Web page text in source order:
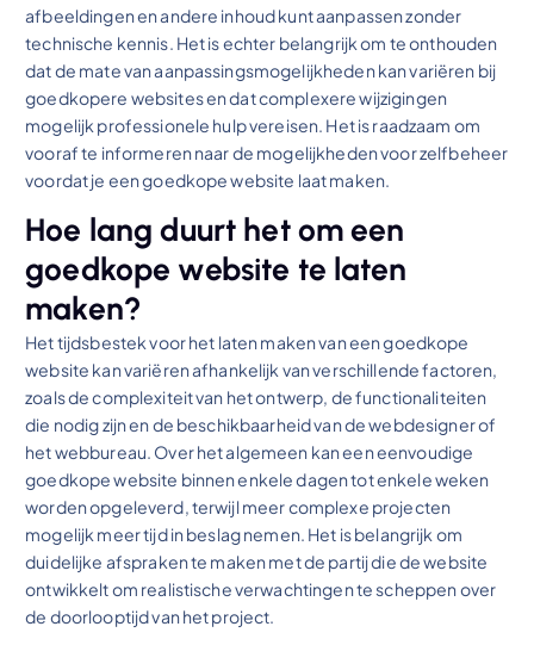
afbeeldingen en andere inhoud kunt aanpassen zonder
technische kennis. Het is echter belangrijk om te onthouden
dat de mate van aanpassingsmogelijkheden kan variëren bij
goedkopere websites en dat complexere wijzigingen
mogelijk professionele hulp vereisen. Het is raadzaam om
vooraf te informeren naar de mogelijkheden voor zelfbeheer
voordat je een goedkope website laat maken.
Hoe lang duurt het om een
goedkope website te laten
maken?
Het tijdsbestek voor het laten maken van een goedkope
website kan variëren afhankelijk van verschillende factoren,
zoals de complexiteit van het ontwerp, de functionaliteiten
die nodig zijn en de beschikbaarheid van de webdesigner of
het webbureau. Over het algemeen kan een eenvoudige
goedkope website binnen enkele dagen tot enkele weken
worden opgeleverd, terwijl meer complexe projecten
mogelijk meer tijd in beslag nemen. Het is belangrijk om
duidelijke afspraken te maken met de partij die de website
ontwikkelt om realistische verwachtingen te scheppen over
de doorlooptijd van het project.